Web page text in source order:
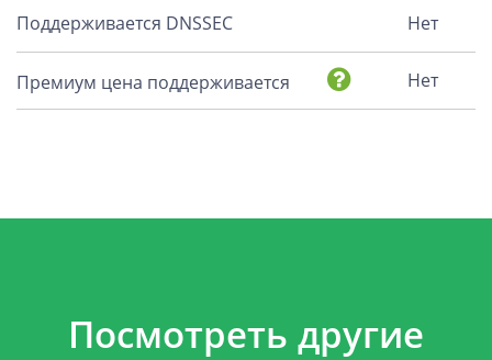
Поддерживается DNSSEC Нет
Премиум цена поддерживается Нет
Посмотреть другие